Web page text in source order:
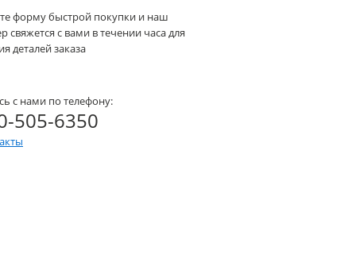
форму быстрой покупки и наш
свяжется с вами в течении часа для
деталей заказа
с нами по телефону:
505-6350